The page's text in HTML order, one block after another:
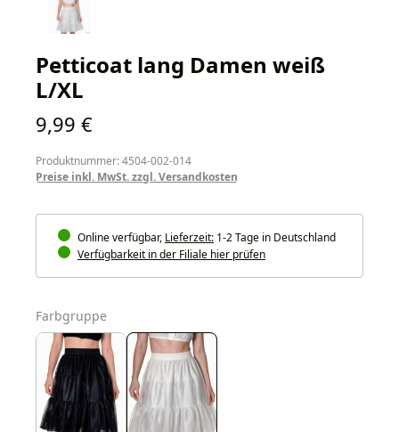
Petticoat lang Damen weiß
L/XL
Regulärer Preis:
9,99 €
Produktnummer: 4504-002-014
Preise inkl. MwSt. zzgl. Versandkosten
Online verfügbar, Lieferzeit: 1-2 Tage in Deutschland
Verfügbarkeit in der Filiale hier prüfen
Farbgruppe